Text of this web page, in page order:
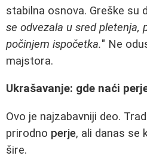
stabilna osnova. Greške su
se odvezala u sred pletenja,
počinjem ispočetka." Ne
majstora.
Ukrašavanje: gde naći
Ovo je najzabavniji deo.
prirodno perje, ali danas se
šire.